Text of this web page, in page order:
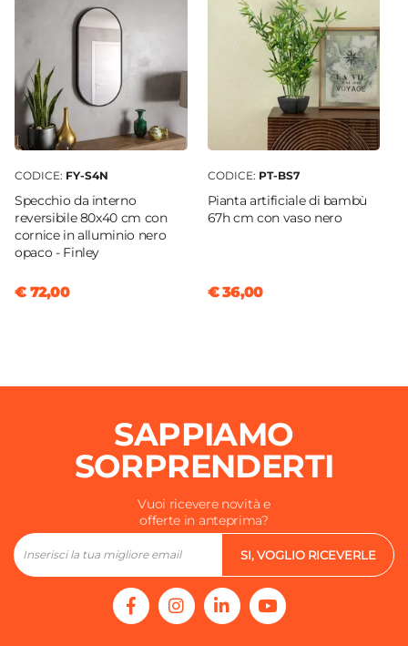
CODICE: FY-S4N
Specchio da interno
reversibile 80x40 cm con
cornice in alluminio nero
opaco - Finley
€ 72,00
CODICE: PT-BS7
Pianta artificiale di bambù
67h cm con vaso nero
€ 36,00
SAPPIAMO
SORPRENDERTI
Vuoi ricevere novità e
offerte in anteprima?
SI, VOGLIO RICEVERLE